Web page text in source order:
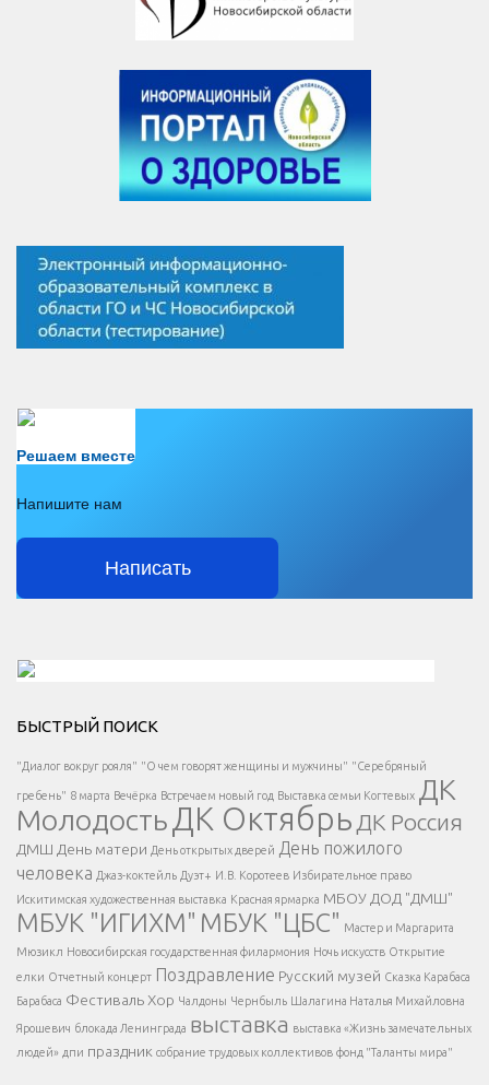
Решаем вместе
Напишите нам
Написать
Есть вопрос?
Напишите нам
</span >
Написать
</button >
</div >
</div > </div >
БЫСТРЫЙ ПОИСК
"Диалог вокруг рояля" "О чем говорят женщины и мужчины" "Серебряный
гребень" 8 марта Вечёрка Встречаем новый год Выставка семьи Когтевых ДК
МолодостьДК Октябрь ДК Россия
ДМШ День матери День открытых дверей День пожилого
человека Джаз-коктейль Дуэт+ И.В. Коротеев Избирательное право
Искитимская художественная выставка Красная ярмарка МБОУ ДОД "ДМШ"
МБУК "ИГИХМ" МБУК "ЦБС" Мастер и Маргарита
Мюзикл Новосибирская государственная филармония Ночь искусств Открытие
елки Отчетный концерт Поздравление Русский музей Сказка Карабаса
Барабаса Фестиваль Хор Чалдоны Чернбыль Шалагина Наталья Михайловна
Ярошевич блокада Ленинграда выставка выставка «Жизнь замечательных
людей» дпи праздник собрание трудовых коллективов фонд "Таланты мира"